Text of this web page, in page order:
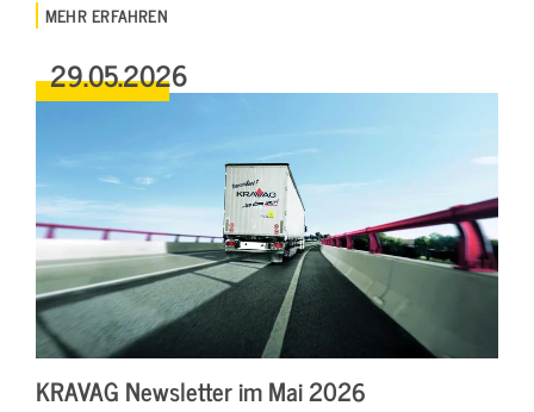
MEHR ERFAHREN
29.05.2026
KRAVAG Newsletter im Mai 2026